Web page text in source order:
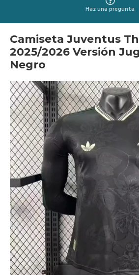
Haz una pregunta
Camiseta Juventus
2025/2026 Versión
Negro